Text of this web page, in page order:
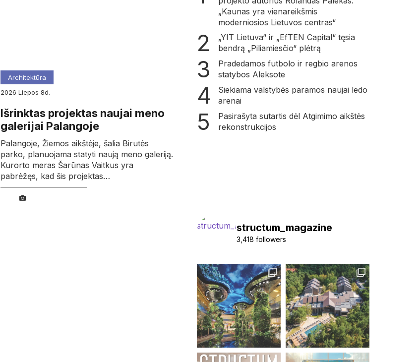
Architektūra
2026
liepos 8d.
Išrinktas projektas naujai meno
galerijai Palangoje
Palangoje, Žiemos aikštėje, šalia Birutės
parko, planuojama statyti naują meno galeriją.
Kurorto meras Šarūnas Vaitkus yra
pabrėžęs, kad šis projektas…
„Kaunas yra vienareikšmis
moderniosios Lietuvos centras“
„YIT Lietuva“ ir „EfTEN Capital“ tęsia
bendrą „Piliamiesčio“ plėtrą
Pradedamos futbolo ir regbio arenos
statybos Aleksote
Siekiama valstybės paramos naujai ledo
arenai
Pasirašyta sutartis dėl Atgimimo aikštės
rekonstrukcijos
structum_magazine
3,418 followers